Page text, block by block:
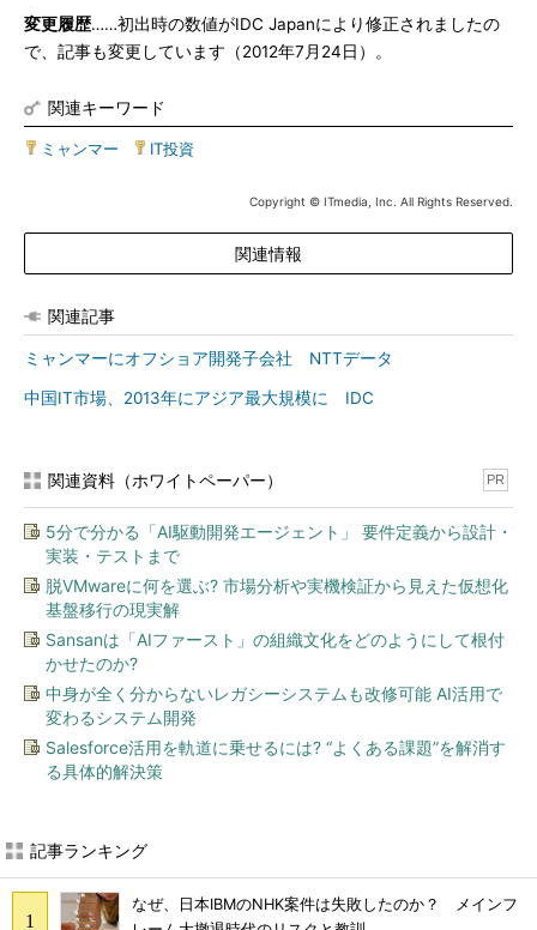
変更履歴……初出時の数値がIDC Japanにより修正されましたの
で、記事も変更しています（2012年7月24日）。
関連キーワード
ミャンマー IT投資
Copyright © ITmedia, Inc. All Rights Reserved.
関連情報
関連記事
ミャンマーにオフショア開発子会社 NTTデータ
中国IT市場、2013年にアジア最大規模に IDC
関連資料（ホワイトペーパー） PR
5分で分かる「AI駆動開発エージェント」 要件定義から設計・
実装・テストまで
脱VMwareに何を選ぶ? 市場分析や実機検証から見えた仮想化
基盤移行の現実解
Sansanは「AIファースト」の組織文化をどのようにして根付
かせたのか?
中身が全く分からないレガシーシステムも改修可能 AI活用で
変わるシステム開発
Salesforce活用を軌道に乗せるには? “よくある課題”を解消す
る具体的解決策
記事ランキング
なぜ、日本IBMのNHK案件は失敗したのか？ メインフ